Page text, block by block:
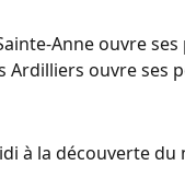
Anne ouvre
Ardilliers ouvre ses
à la découverte du